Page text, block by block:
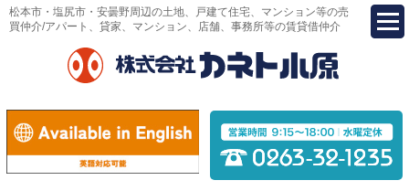
松本市・塩尻市・安曇野周辺の土地、戸建て住宅、マンション等の売
買仲介/アパート、貸家、マンション、店舗、事務所等の賃貸借仲介